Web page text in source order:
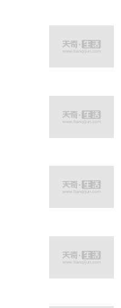
，绵软甜嫩，层次
，糕分64层，层层糖